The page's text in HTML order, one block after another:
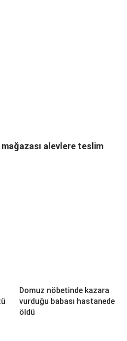
alevlere teslim
Domuz nöbetinde kazara
vurduğu babası hastanede
öldü